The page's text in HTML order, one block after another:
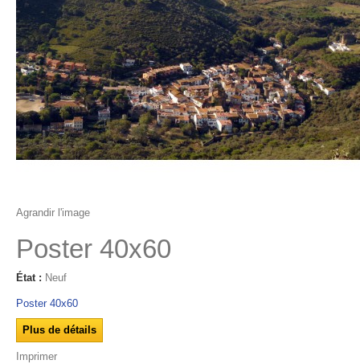
Agrandir l'image
Poster 40x60
État : Neuf
Poster 40x60
Plus de détails
Imprimer